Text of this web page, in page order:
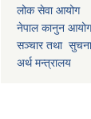
लोक सेवा आयोग
नेपाल कानुन आयोग
सञ्चार तथा सुचना
अर्थ मन्त्रालय